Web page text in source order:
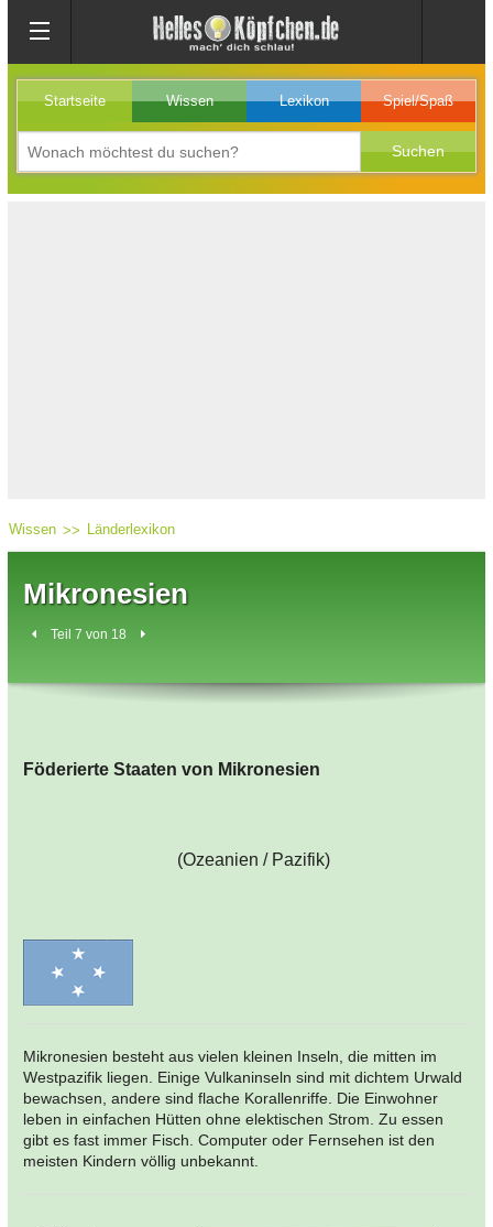
Startseite Wissen Lexikon Spiel/Spaß
Wissen Länderlexikon
Mikronesien
Teil 7 von 18
Föderierte Staaten von Mikronesien
(Ozeanien / Pazifik)
Mikronesien besteht aus vielen kleinen Inseln, die mitten im
Westpazifik liegen. Einige Vulkaninseln sind mit dichtem Urwald
bewachsen, andere sind flache Korallenriffe. Die Einwohner
leben in einfachen Hütten ohne elektischen Strom. Zu essen
gibt es fast immer Fisch. Computer oder Fernsehen ist den
meisten Kindern völlig unbekannt.